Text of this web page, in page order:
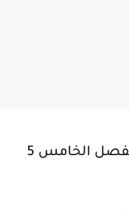
رواية غربال الكبيرة الفصل الخامس 5